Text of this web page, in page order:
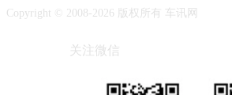
Copyright © 2008-2026 版权所有 车讯网
关注微信